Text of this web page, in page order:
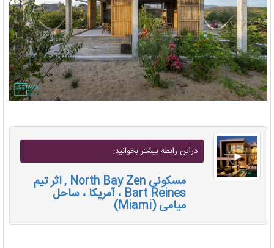
دراين رابطه بيشتر بخوانيد:
مسکونی North Bay Zen , اثر تیم
Bart Reines ، آمریکا ، ساحل
میامی (Miami)